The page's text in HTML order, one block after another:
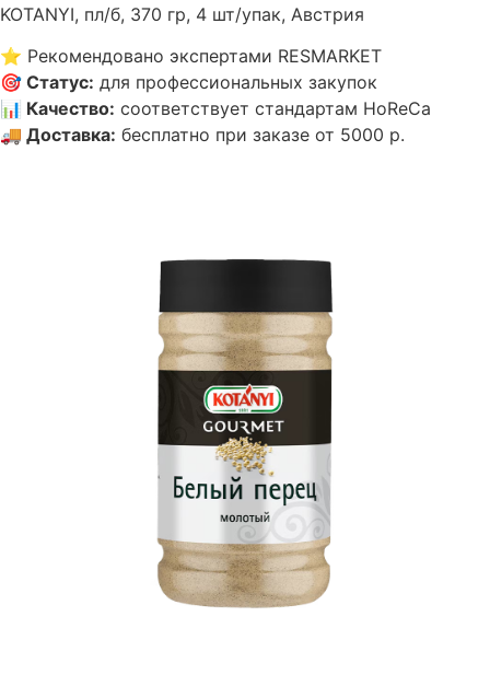
KOTANYI, пл/б, 370 гр, 4 шт/упак, Австрия
⭐ Рекомендовано экспертами RESMARKET
🎯 Статус: для профессиональных закупок
📊 Качество: соответствует стандартам HoReCa
🚚 Доставка: бесплатно при заказе от 5000 р.